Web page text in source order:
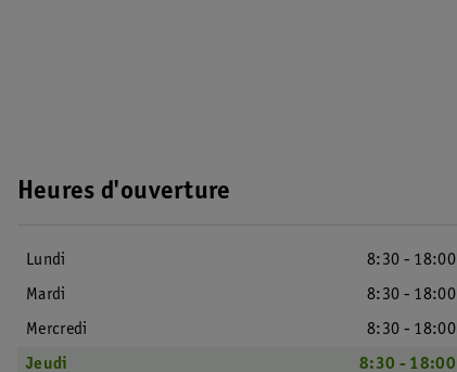
Heures d'ouverture
Lundi
8:30 - 18:00
Mardi
8:30 - 18:00
Mercredi
8:30 - 18:00
Jeudi
8:30 - 18:00